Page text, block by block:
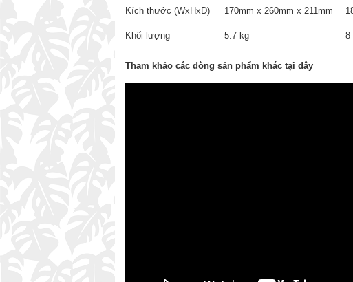
Kích thước (WxHxD) 170mm x 260mm x 211mm
Khối lượng 5.7 kg 8
Tham khảo các dòng sản phẩm khác tại đây